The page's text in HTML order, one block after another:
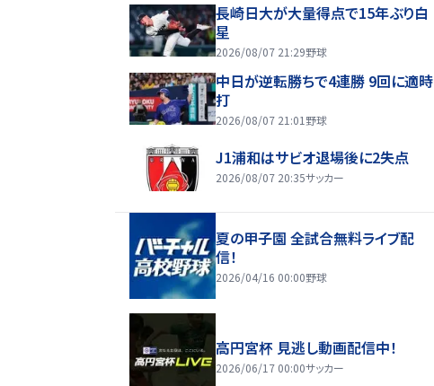
長崎日大が大量得点で15年ぶり白
星
2026/08/07 21:29野球
中日が逆転勝ちで4連勝 9回に適時
打
2026/08/07 21:01 野球
J1浦和はサビオ退場後に2失点
2026/08/07 20:35サッカー
夏の甲子園 全試合無料ライブ配
信！
2026/04/16 00:00野球
高円宮杯 見逃し動画配信中！
2026/06/17 00:00サッカー